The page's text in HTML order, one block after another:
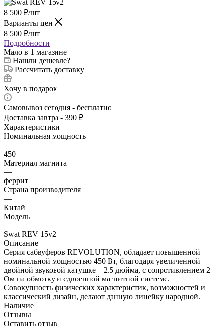
8 500 ₽/шт
Варианты цен
8 500 ₽/шт
Подробности
Мало в 1 магазине
Нашли дешевле?
Рассчитать доставку
Хочу в подарок
Самовывоз сегодня - бесплатно
Доставка завтра - 390 ₽
Характеристики
Номинальная мощность
—
450
Материал магнита
—
феррит
Страна производителя
—
Китай
Модель
—
Swat REV 15v2
Описание
Серия сабвуферов REVOLUTION, обладает повышенной
номинальной мощностью 450 Вт, благодаря увеличенной
двойной звуковой катушке – 2.5 дюйма, с сопротивлением 2
Ом на обмотку и сдвоенной магнитной системе.
Совокупность физических характеристик, возможностей и
классический дизайн, делают данную линейку народной.
Наличие
Отзывы
Оставить отзыв